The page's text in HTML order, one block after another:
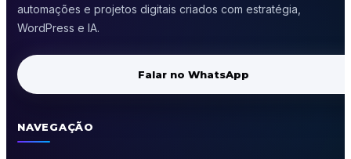
automações e projetos digitais criados com estratégia,
WordPress e IA.
Falar no WhatsApp
NAVEGAÇÃO